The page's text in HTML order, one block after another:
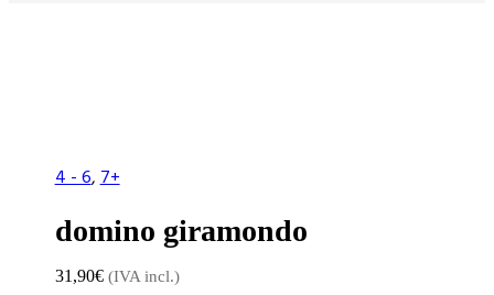
4 - 6,7+
domino giramondo
31,90€ (IVA incl.)